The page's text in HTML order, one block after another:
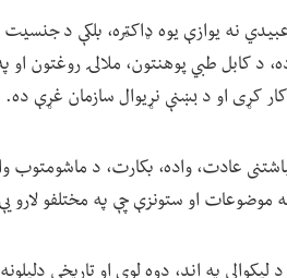
نه یوازې یوه ډاکټره، بلکې د
کړی او د بښنې نړیوال سازمان غړې ده.
عادت، واده، بکارت، د ماشومتوب
او ستونزې چې په مختلفو لارو
لیکوالې په اند، دوه لوی او تاریخي